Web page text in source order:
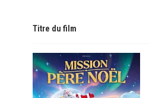
Titre du film